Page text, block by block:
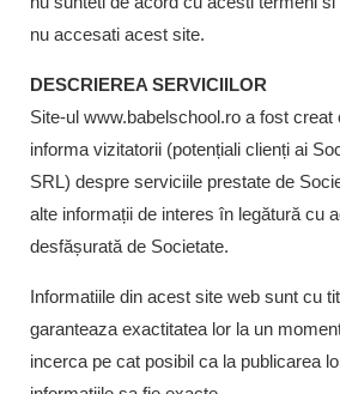
nu accesati acest site.
DESCRIEREA SERVICIILOR
Site-ul www.babelschool.ro a fost creat
informa vizitatorii (potențiali clienți ai
SRL) despre serviciile prestate de
alte informații de interes în legătură cu
desfășurată de Societate.
Informatiile din acest site web sunt cu
garanteaza exactitatea lor la un
incerca pe cat posibil ca la publicarea